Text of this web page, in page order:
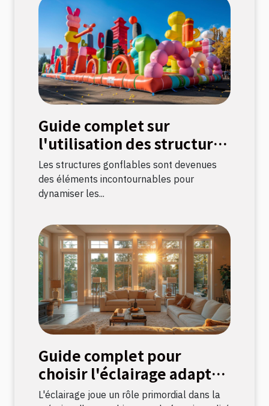
Guide complet sur
l'utilisation des structures
gonflables pour
événements
Les structures gonflables sont devenues
des éléments incontournables pour
dynamiser les...
Guide complet pour
choisir l'éclairage adapté
à chaque pièce
L'éclairage joue un rôle primordial dans la